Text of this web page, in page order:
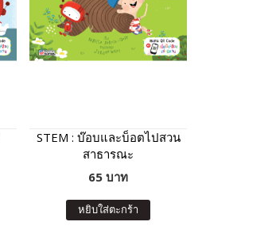
STEM : บ๊อบและบ็อตไปสวน
สาธารณะ
65 บาท
หยิบใส่ตะกร้า